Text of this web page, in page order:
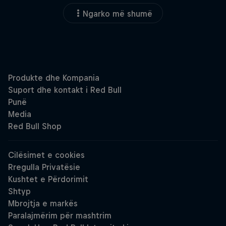
Ngarko më shumë